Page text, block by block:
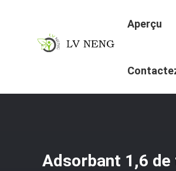
Aperçu
Adsorbant
Adsorbant 1,6